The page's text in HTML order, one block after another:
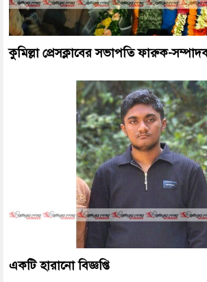
কুমিল্লা প্রেসক্লাবের সভাপতি ফারুক-
একটি হারানো বিজ্ঞপ্তি